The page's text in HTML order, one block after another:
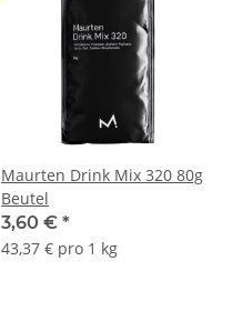
Maurten Drink Mix 320 80g
Beutel
3,60 € *
43,37 € pro 1 kg